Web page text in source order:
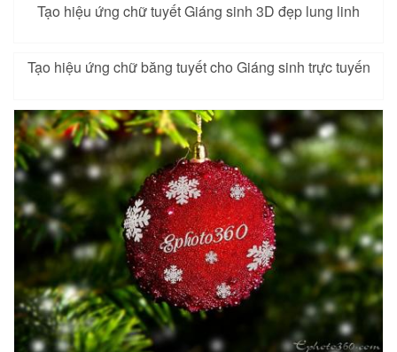
Tạo hiệu ứng chữ tuyết Giáng sinh 3D đẹp lung linh
Tạo hiệu ứng chữ băng tuyết cho Giáng sinh trực tuyến